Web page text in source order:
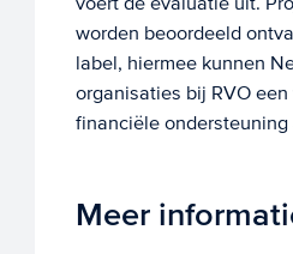
worden beoordeeld
label, hiermee kunnen
organisaties bij RVO
financiële ondersteuning
Meer